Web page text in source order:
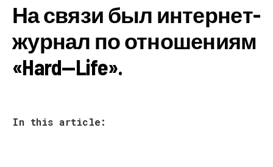
На связи был интернет-
журнал по отношениям
«Hard—Life».
In this article: